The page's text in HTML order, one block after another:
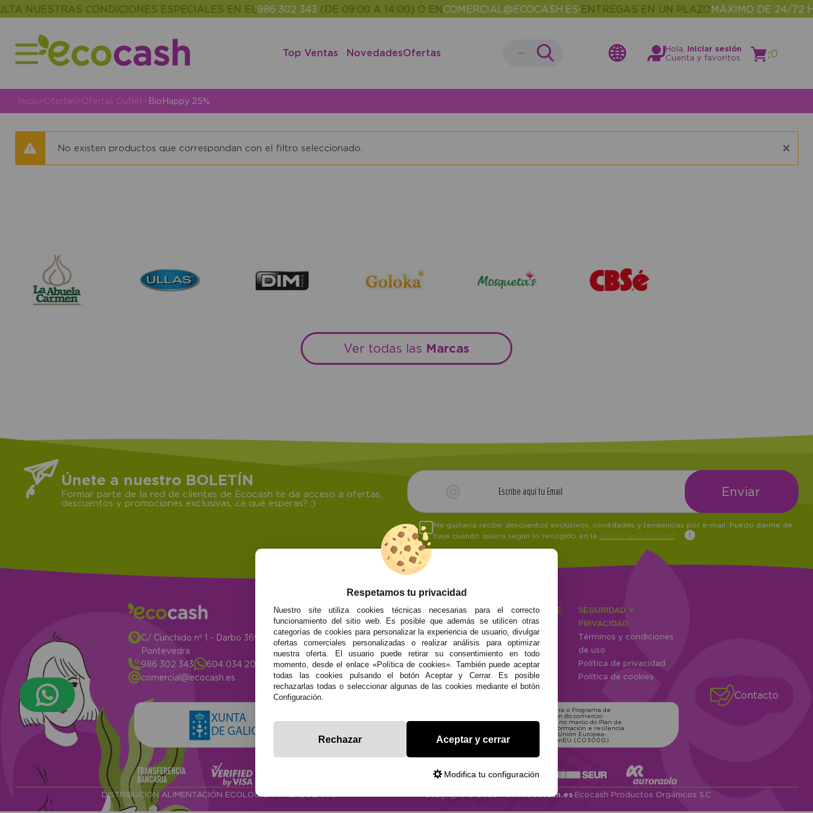
NUESTRAS CONDICIONES ESPECIALES EN EL986 302 343 (DE 09:00 A 14:00) O ENCOMERCIAL@ECOCASH.ES•ENTREGAS EN UN PLAZOMÁXIMO DE 24/72
Top Ventas NovedadesOfertas ... Hola,
Iniciar sesión
Cuenta y favoritos
:0
Inicio> Ofertas> Ofertas Outlet> BioHappy 25%
No existen productos que correspondan con el filtro seleccionado.
Ver todas las Marcas
Únete a nuestro BOLETÍN
Formar parte de la red de clientes de Ecocash te da acceso a ofertas,
descuentos y promociones exclusivas, ¿a qué esperas? ;)
Me gustaría recibir descuentos exclusivos, novedades y tendencias por e-mail. Puedo darme de
baja cuando quiera según lo recogido en la Política de Publicidad
C/ Cunchido nº 1 - Darbo 36940 Cangas
Pontevedra
986 302 343
604 034 204
comercial@ecocash.es
NOSOTROS
Quiénes somos
Info
ATENCIÓN AL CLIENTE
Envíos y devoluciones
Formas de pago
Preguntas Frecuentes
Contacto
SEGURIDAD Y
PRIVACIDAD
Términos y condiciones
de uso
Política de privacidad
Política de cookies
XUNTA
DE GALICIA
Unión Europea
Subvencións para o Programa de
modernización do comercio:
Fondo Tecnolóxico, no marco do Plan de
recuperación, transformación e resilencia
finaciado pola Unión Europea-
NextGenerationEU (CO300G)
DISTRIBUCIÓN ALIMENTACIÓN ECOLÓGICA www.ecocash.es·Ecocash Productos Orgánicos S.C
Contacto
Respetamos tu privacidad
Nuestro site utiliza cookies técnicas necesarias para el correcto
funcionamiento del sitio web. Es posible que además se utilicen otras
categorías de cookies para personalizar la experiencia de usuario, divulgar
ofertas comerciales personalizadas o realizar análisis para optimizar
nuestra oferta. El usuario puede retirar su consentimiento en todo
momento, desde el enlace «Política de cookies». También puede aceptar
todas las cookies pulsando el botón Aceptar y Cerrar. Es posible
rechazarlas todas o seleccionar algunas de las cookies mediante el botón
Configuración.
Rechazar Aceptar y cerrar
Modifica tu configuración